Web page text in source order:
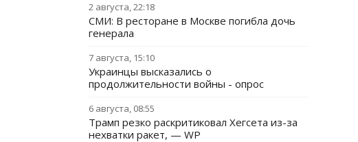
2 августа, 22:18
СМИ: В ресторане в Москве погибла дочь
генерала
7 августа, 15:10
Украинцы высказались о
продолжительности войны - опрос
6 августа, 08:55
Трамп резко раскритиковал Хегсета из-за
нехватки ракет, — WP